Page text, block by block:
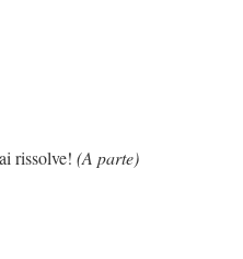
(A parte)